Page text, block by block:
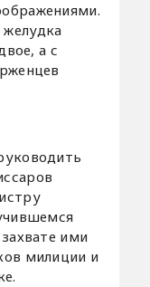
а с
ими
милиции и